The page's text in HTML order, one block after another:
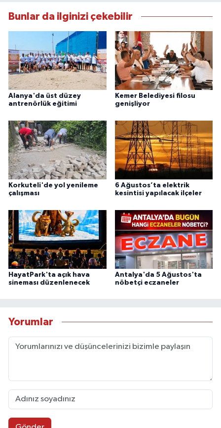
Bunlar da ilginizi çekebilir
Alanya'da üst düzey
antrenörlük eğitimi
Kemer Belediyesi filosu
genişliyor
Korkuteli'de yol yenileme
çalışması
6 Ağustos’ta elektrik
kesintisi yapılacak ilçeler
HayatPark'ta açık hava
sineması düzenlenecek
Antalya'da 5 Ağustos'ta
nöbetçi eczaneler
Yorumlar